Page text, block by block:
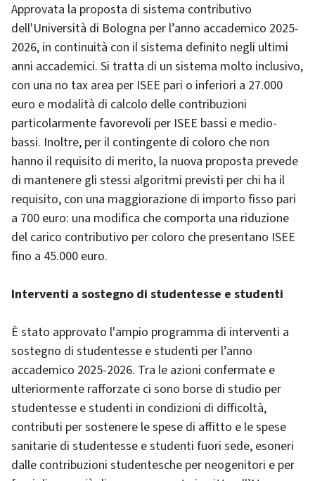
Approvata la proposta di sistema contributivo
dell'Università di Bologna per l’anno accademico 2025-
2026, in continuità con il sistema definito negli ultimi
anni accademici. Si tratta di un sistema molto inclusivo,
con una no tax area per ISEE pari o inferiori a 27.000
euro e modalità di calcolo delle contribuzioni
particolarmente favorevoli per ISEE bassi e medio-
bassi. Inoltre, per il contingente di coloro che non
hanno il requisito di merito, la nuova proposta prevede
di mantenere gli stessi algoritmi previsti per chi ha il
requisito, con una maggiorazione di importo fisso pari
a 700 euro: una modifica che comporta una riduzione
del carico contributivo per coloro che presentano ISEE
fino a 45.000 euro.
Interventi a sostegno di studentesse e studenti
È stato approvato l'ampio programma di interventi a
sostegno di studentesse e studenti per l’anno
accademico 2025-2026. Tra le azioni confermate e
ulteriormente rafforzate ci sono borse di studio per
studentesse e studenti in condizioni di difficoltà,
contributi per sostenere le spese di affitto e le spese
sanitarie di studentesse e studenti fuori sede, esoneri
dalle contribuzioni studentesche per neogenitori e per